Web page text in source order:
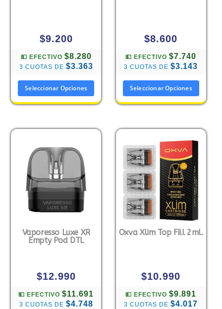
$9.200
💵 EFECTIVO $8.280
3 CUOTAS DE $3.363
Seleccionar Opciones
$8.600
💵 EFECTIVO$7.740
3 CUOTAS DE$3.143
Seleccionar Opciones
Vaporesso Luxe XR
Empty Pod DTL
$12.990
💵 EFECTIVO$11.691
3 CUOTAS DE $4.748
Oxva Xlim Top Fill 2ml.
$10.990
💵 EFECTIVO$9.891
3 CUOTAS DE$4.017